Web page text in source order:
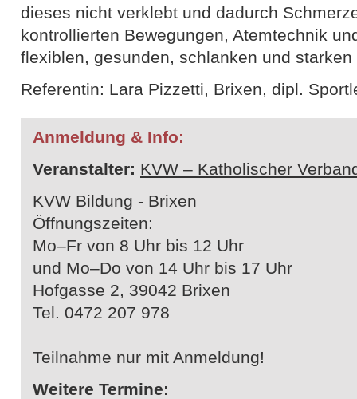
dieses nicht verklebt und dadurch
kontrollierten Bewegungen, Atemtechnik
flexiblen, gesunden, schlanken und
Referentin: Lara Pizzetti, Brixen, dipl.
Anmeldung & Info:
Veranstalter: KVW – Katholischer
KVW Bildung - Brixen
Öffnungszeiten:
Mo–Fr von 8 Uhr bis 12 Uhr
und Mo–Do von 14 Uhr bis 17 Uhr
Hofgasse 2, 39042 Brixen
Tel. 0472 207 978
Teilnahme nur mit Anmeldung!
Weitere Termine: